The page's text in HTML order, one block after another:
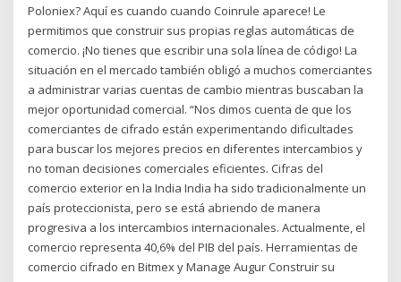
Poloniex? Aquí es cuando cuando Coinrule aparece! Le
permitimos que construir sus propias reglas automáticas de
comercio. ¡No tienes que escribir una sola línea de código! La
situación en el mercado también obligó a muchos comerciantes
a administrar varias cuentas de cambio mientras buscaban la
mejor oportunidad comercial. “Nos dimos cuenta de que los
comerciantes de cifrado están experimentando dificultades
para buscar los mejores precios en diferentes intercambios y
no toman decisiones comerciales eficientes. Cifras del
comercio exterior en la India India ha sido tradicionalmente un
país proteccionista, pero se está abriendo de manera
progresiva a los intercambios internacionales. Actualmente, el
comercio representa 40,6% del PIB del país. Herramientas de
comercio cifrado en Bitmex y Manage Augur Construir su